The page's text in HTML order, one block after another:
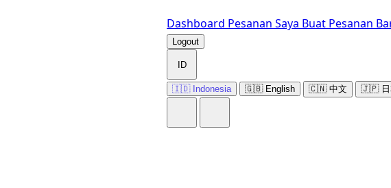
Dashboard Pesanan Saya Buat Pesanan
Logout
ID
🇮🇩 Indonesia 🇬🇧 English 🇨🇳 中文 🇯🇵 日